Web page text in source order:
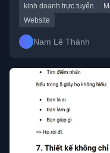
kinh doanh trực tuyến
Website
Nam Lê Thành